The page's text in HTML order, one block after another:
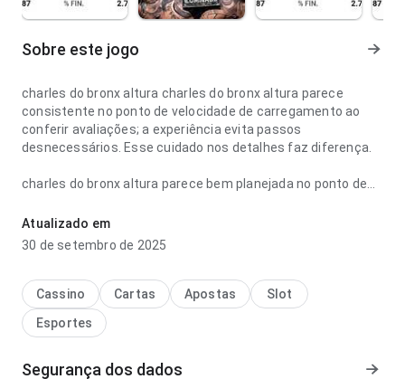
Sobre este jogo
charles do bronx altura charles do bronx altura parece
consistente no ponto de velocidade de carregamento ao
conferir avaliações; a experiência evita passos
desnecessários. Esse cuidado nos detalhes faz diferença.
charles do bronx altura parece bem planejada no ponto de
página não parece carregada. Isso passa mais confiança ao
usuário.
Atualizado em
30 de setembro de 2025
Cassino Cartas Apostas
Slot
Esportes
Segurança dos dados